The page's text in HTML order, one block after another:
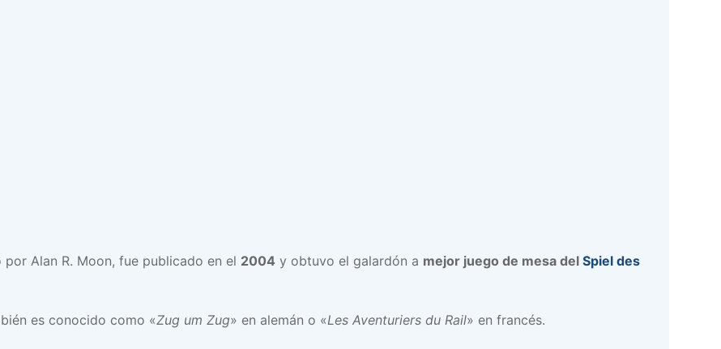
por Alan R. Moon, fue publicado en el 2004 y obtuvo el galardón a mejor juego de mesa del Spiel des
es conocido como «Zug um Zug» en alemán o «Les Aventuriers du Rail» en francés.